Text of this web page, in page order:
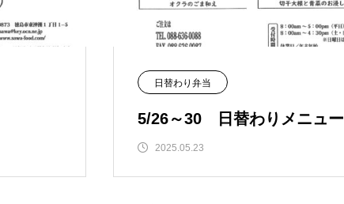
日替わり弁当
5/26～30 日替わりメニュー
2025.05.23